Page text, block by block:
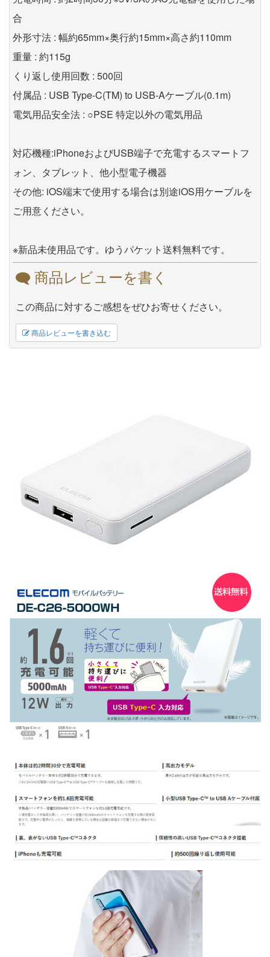
合
外形寸法 : 幅約65mm×奥行約15mm×高さ約110mm
重量 : 約115g
くり返し使用回数 : 500回
付属品 : USB Type-C(TM) to USB-Aケーブル(0.1m)
電気用品安全法 : ○PSE 特定以外の電気用品
対応機種:iPhoneおよびUSB端子で充電するスマートフ
ォン、タブレット、他小型電子機器
その他: iOS端末で使用する場合は別途iOS用ケーブルを
ご用意ください。
※新品未使用品です。ゆうパケット送料無料です。
商品レビューを書く
この商品に対するご感想をぜひお寄せください。
商品レビューを書き込む